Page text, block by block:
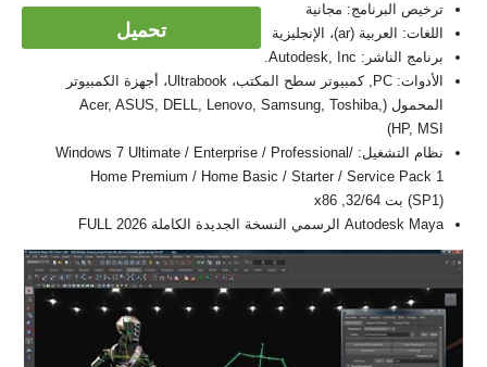
تحميل
ترخيص البرنامج: مجانية
اللغات: العربية (ar)، الإنجليزية
برنامج الناشر: Autodesk, Inc.
الأدوات: PC, كمبيوتر سطح المكتب، Ultrabook، أجهزة الكمبيوتر
المحمول (Acer, ASUS, DELL, Lenovo, Samsung, Toshiba,
HP, MSI)
نظام التشغيل: Windows 7 Ultimate / Enterprise / Professional/
Home Premium / Home Basic / Starter / Service Pack 1
(SP1) بت 32/64, x86
Autodesk Maya الرسمي النسخة الجديدة الكاملة FULL 2026